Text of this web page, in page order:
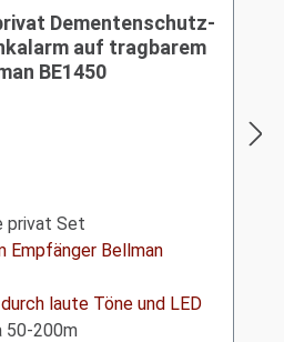
von 5 von 5 Sternen
Dementenschutz-
auf tragbarem
BE1450
privat Set
Empfänger Bellman
laute Töne und LED
50-200m